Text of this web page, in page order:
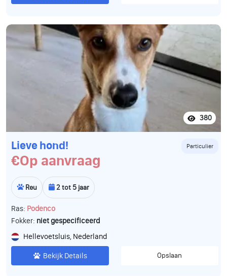
380
Lieve hond! Particulier
€Op aanvraag
Reu 2 tot 5 jaar
Ras: Podenco
Fokker: niet gespecificeerd
Hellevoetsluis, Nederland
Bekijk Details Opslaan